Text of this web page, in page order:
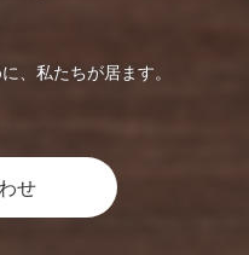
、私たちが居ます。
せ